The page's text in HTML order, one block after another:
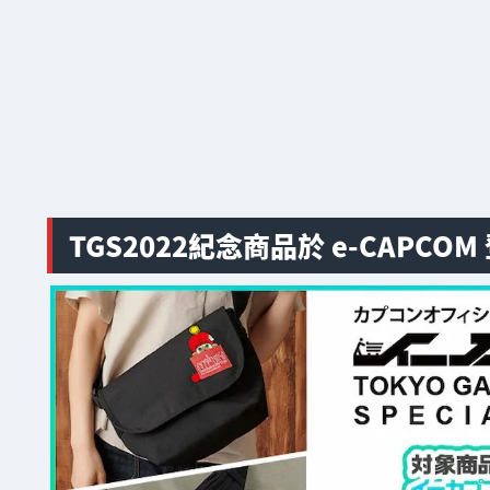
TGS2022紀念商品於 e-CAPCOM